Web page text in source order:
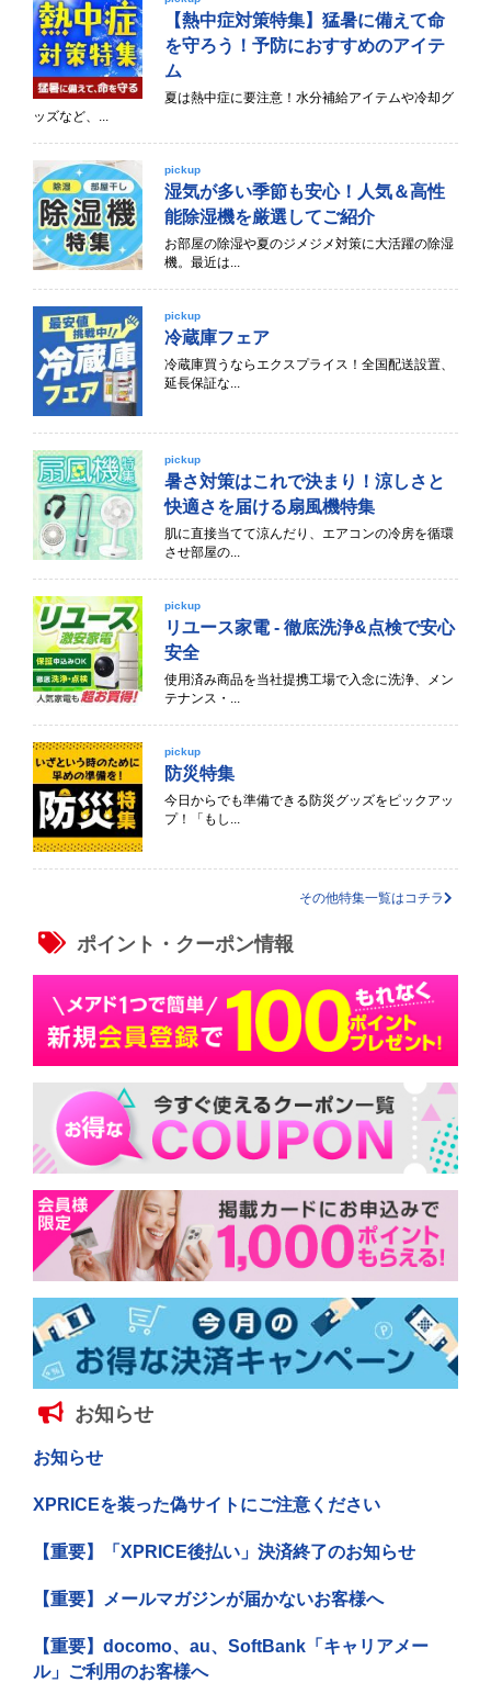
【熱中症対策特集】猛暑に備えて命
を守ろう！予防におすすめのアイテ
ム
夏は熱中症に要注意！水分補給アイテムや冷却グ
ッズなど、...
pickup
湿気が多い季節も安心！人気＆高性
能除湿機を厳選してご紹介
お部屋の除湿や夏のジメジメ対策に大活躍の除湿
機。最近は...
pickup
冷蔵庫フェア
冷蔵庫買うならエクスプライス！全国配送設置、
延長保証な...
pickup
暑さ対策はこれで決まり！涼しさと
快適さを届ける扇風機特集
肌に直接当てて涼んだり、エアコンの冷房を循環
させ部屋の...
pickup
リユース家電 - 徹底洗浄&点検で安心
安全
使用済み商品を当社提携工場で入念に洗浄、メン
テナンス・...
pickup
防災特集
今日からでも準備できる防災グッズをピックアッ
プ！「もし...
その他特集一覧はコチラ
ポイント・クーポン情報
お知らせ
お知らせ
XPRICEを装った偽サイトにご注意ください
【重要】「XPRICE後払い」決済終了のお知らせ
【重要】メールマガジンが届かないお客様へ
【重要】docomo、au、SoftBank「キャリアメー
ル」ご利用のお客様へ